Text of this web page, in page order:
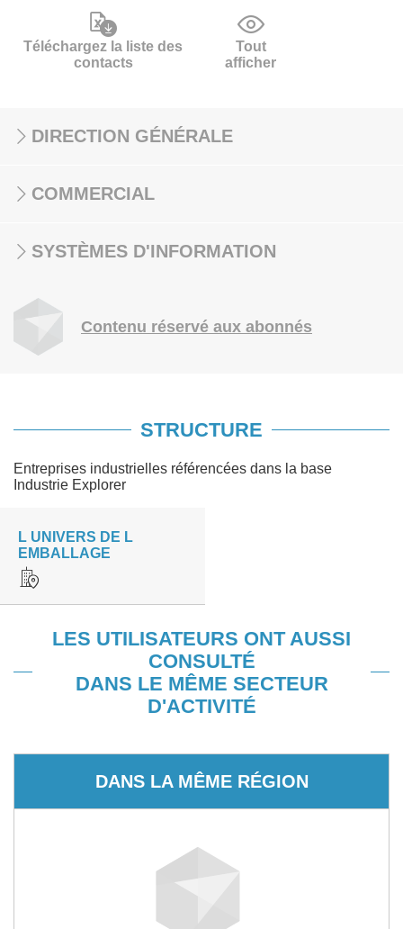
Téléchargez la liste des
contacts
Tout
afficher
DIRECTION GÉNÉRALE
COMMERCIAL
SYSTÈMES D'INFORMATION
Contenu réservé aux abonnés
STRUCTURE
Entreprises industrielles référencées dans la base
Industrie Explorer
L UNIVERS DE L
EMBALLAGE
LES UTILISATEURS ONT AUSSI
CONSULTÉ
DANS LE MÊME SECTEUR
D'ACTIVITÉ
DANS LA MÊME RÉGION